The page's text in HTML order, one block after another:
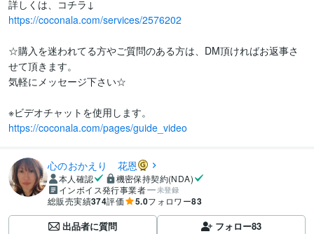
https://coconala.com/services/2576202
☆購入を迷われてる方やご質問のある方は、DM頂ければお返事さ
せて頂きます。
気軽にメッセージ下さい☆
https://coconala.com/pages/guide_video
心のおかえり 花恩
本人確認
機密保持契約(NDA)
インボイス発行事業者
未登録
総販売実績374評価 5.0フォロワー83
出品者に質問 フォロー83